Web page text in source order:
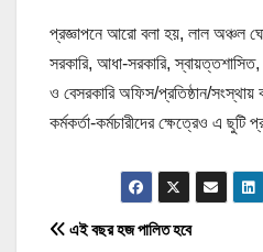
প্রজ্ঞাপনে আরো বলা হয়, লাল অঞ্চল
সরকারি, আধা-সরকারি,
ও বেসরকারি অফিস/প্রতিষ্ঠান/
কর্মকর্তা-কর্মচারীদের ক্ষেত্রেও এ ছুটি
Pএই বছর হজ পালিত হবে